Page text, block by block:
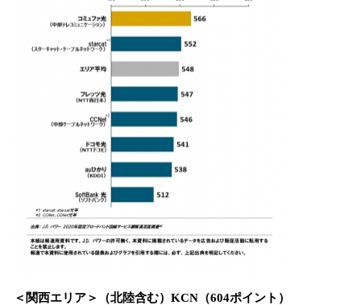
＜ 関西エリア＞ （北陸含む） KCN （604ポイント）